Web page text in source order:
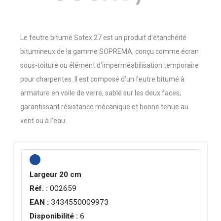
Le feutre bitumé Sotex 27 est un produit d’étanchéité
bitumineux de la gamme SOPREMA, conçu comme écran
sous-toiture ou élément d’imperméabilisation temporaire
pour charpentes. Il est composé d’un feutre bitumé à
armature en voile de verre, sablé sur les deux faces,
garantissant résistance mécanique et bonne tenue au
vent ou à l’eau.
Largeur 20 cm
Réf. : 002659
EAN : 3434550009973
Disponibilité : 6